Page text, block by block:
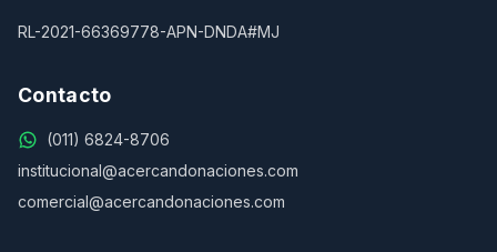
RL-2021-66369778-APN-DNDA#MJ
Contacto
(011) 6824-8706
institucional@acercandonaciones.com
comercial@acercandonaciones.com